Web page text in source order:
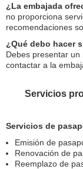
¿La embajada
no proporciona
recomendaciones
¿Qué debo hacer
Debes presentar
contactar a la
Servicios
Servicios de
Emisión de
Renovación de
Reemplazo de